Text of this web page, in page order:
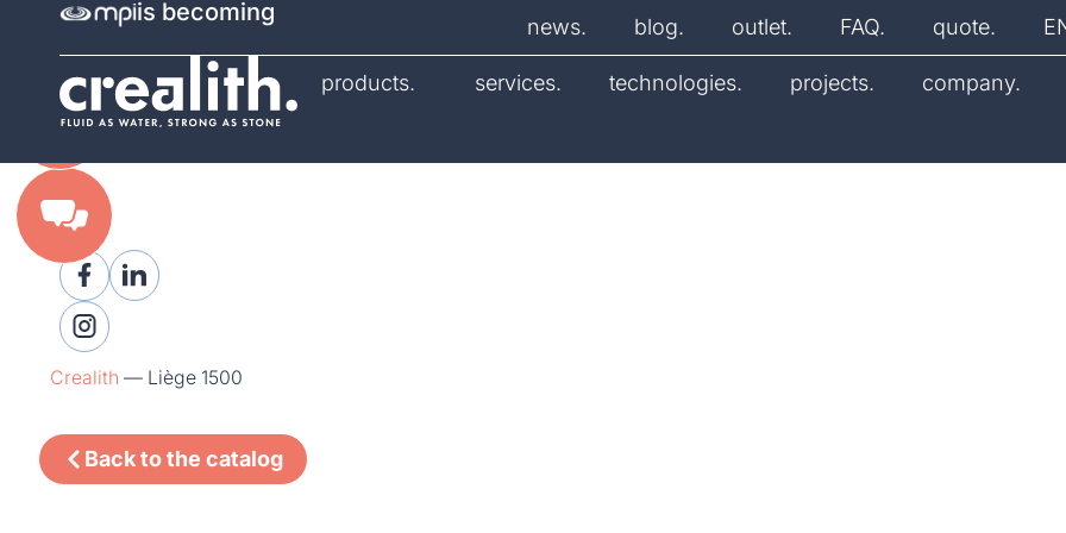
is becoming
news. blog. outlet. FAQ. quote.
products. services. technologies. projects. company.
catalog.
Crealith — Liège 1500
Back to the catalog